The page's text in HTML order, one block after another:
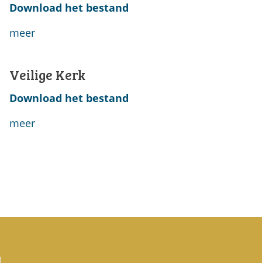
Download het bestand
meer
Veilige Kerk
Download het bestand
meer